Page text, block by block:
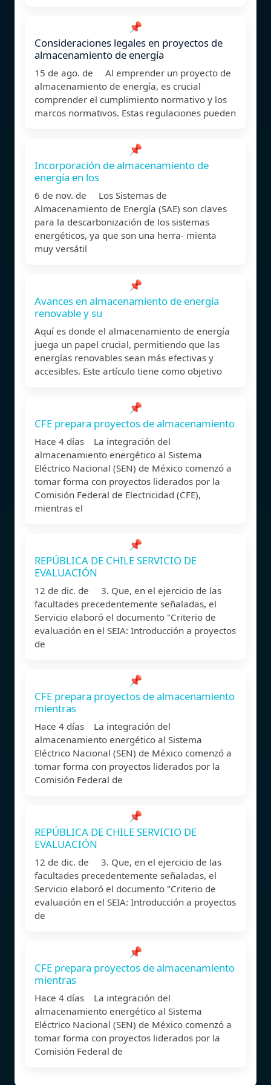
📌
Consideraciones legales en proyectos de
almacenamiento de energía
15 de ago. de Al emprender un proyecto de
almacenamiento de energía, es crucial
comprender el cumplimiento normativo y los
marcos normativos. Estas regulaciones pueden
📌
Incorporación de almacenamiento de
energía en los
6 de nov. de Los Sistemas de
Almacenamiento de Energía (SAE) son claves
para la descarbonización de los sistemas
energéticos, ya que son una herra- mienta
muy versátil
📌
Avances en almacenamiento de energía
renovable y su
Aquí es donde el almacenamiento de energía
juega un papel crucial, permitiendo que las
energías renovables sean más efectivas y
accesibles. Este artículo tiene como objetivo
📌
CFE prepara proyectos de almacenamiento
Hace 4 días La integración del
almacenamiento energético al Sistema
Eléctrico Nacional (SEN) de México comenzó a
tomar forma con proyectos liderados por la
Comisión Federal de Electricidad (CFE),
mientras el
📌
REPÚBLICA DE CHILE SERVICIO DE
EVALUACIÓN
12 de dic. de 3. Que, en el ejercicio de las
facultades precedentemente señaladas, el
Servicio elaboró el documento "Criterio de
evaluación en el SEIA: Introducción a proyectos
de
📌
CFE prepara proyectos de almacenamiento
mientras
Hace 4 días La integración del
almacenamiento energético al Sistema
Eléctrico Nacional (SEN) de México comenzó a
tomar forma con proyectos liderados por la
Comisión Federal de
📌
REPÚBLICA DE CHILE SERVICIO DE
EVALUACIÓN
12 de dic. de 3. Que, en el ejercicio de las
facultades precedentemente señaladas, el
Servicio elaboró el documento "Criterio de
evaluación en el SEIA: Introducción a proyectos
de
📌
CFE prepara proyectos de almacenamiento
mientras
Hace 4 días La integración del
almacenamiento energético al Sistema
Eléctrico Nacional (SEN) de México comenzó a
tomar forma con proyectos liderados por la
Comisión Federal de